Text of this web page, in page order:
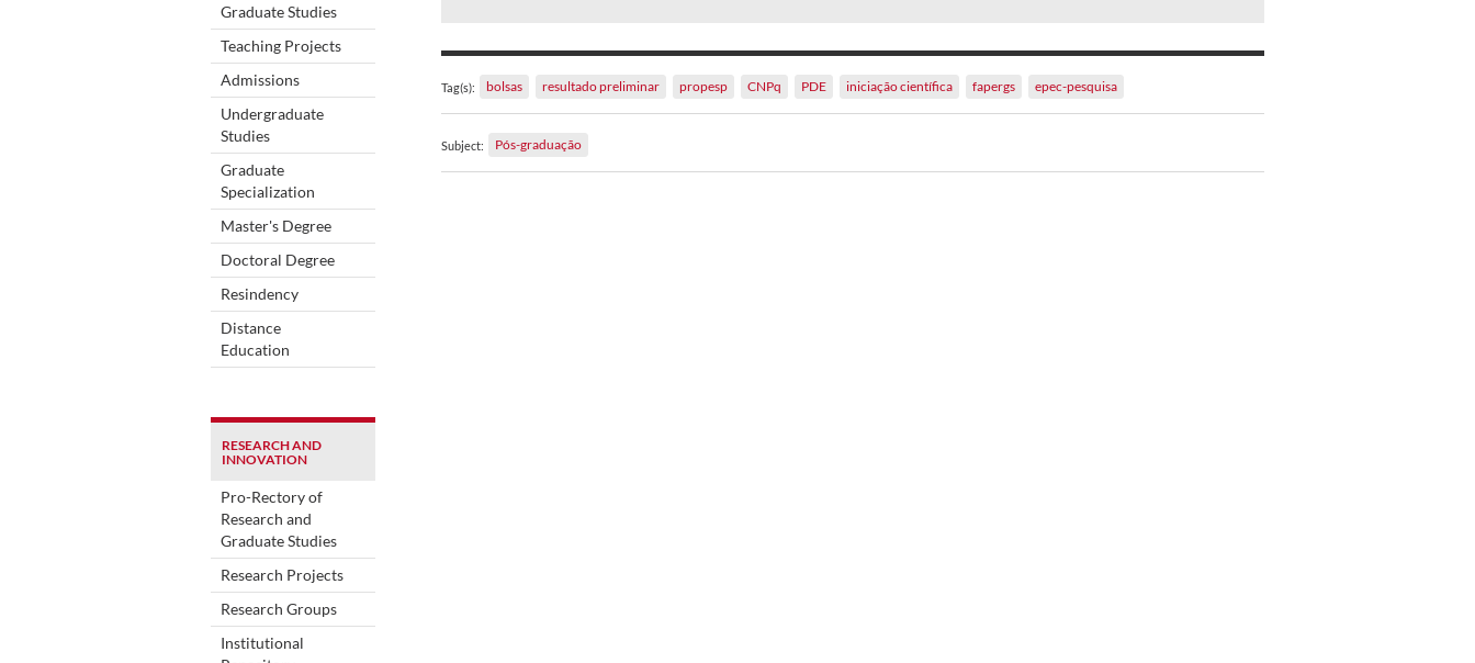
Graduate Studies
Teaching Projects
Admissions
Undergraduate
Studies
Graduate
Specialization
Master's Degree
Doctoral Degree
Resindency
Distance
Education
RESEARCH AND
INNOVATION
Pro-Rectory of
Research and
Graduate Studies
Research Projects
Research Groups
Institutional
Tag(s): bolsas resultado preliminar propesp CNPq PDE iniciação científica fapergs epec-pesquisa
Subject: Pós-graduação